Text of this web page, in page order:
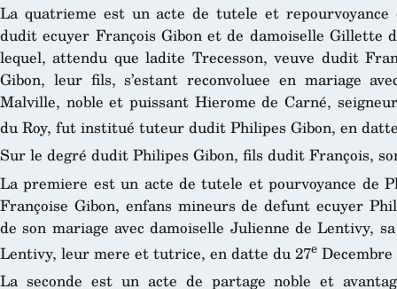
La quatrieme est un acte de tutele et repourvoyance
dudit ecuyer François Gibon et de damoiselle Gillette
lequel, attendu que ladite Trecesson, veuve dudit
Gibon, leur fils, s’estant reconvoluee en mariage
Malville, noble et puissant Hierome de Carné,
du Roy, fut institué tuteur dudit Philipes Gibon, en
Sur le degré dudit Philipes Gibon, fils dudit François,
La premiere est un acte de tutele et pourvoyance de
Françoise Gibon, enfans mineurs de defunt ecuyer
de son mariage avec damoiselle Julienne de Lentivy,
Lentivy, leur mere et tutrice, en datte du 27e Decembre
La seconde est un acte de partage noble et